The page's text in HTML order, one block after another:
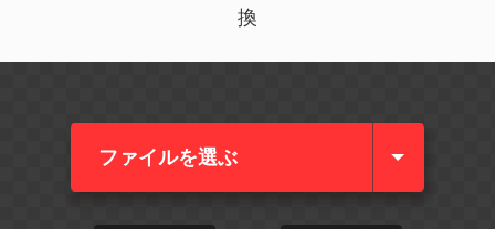
換
ファイルを選ぶ